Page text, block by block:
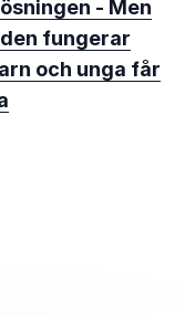
- Men
fungerar
och unga får